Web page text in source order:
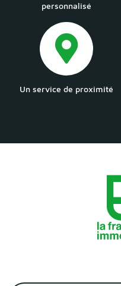
personnalisé
Un service de proximité